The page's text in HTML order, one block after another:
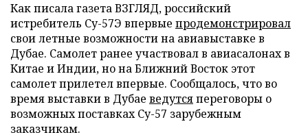
Как писала газета ВЗГЛЯД, российский
истребитель Су-57Э впервые продемонстрировал
свои летные возможности на авиавыставке в
Дубае. Самолет ранее участвовал в авиасалонах в
Китае и Индии, но на Ближний Восток этот
самолет прилетел впервые. Сообщалось, что во
время выставки в Дубае ведутсяпереговоры о
возможных поставках Су-57 зарубежным
заказчикам.